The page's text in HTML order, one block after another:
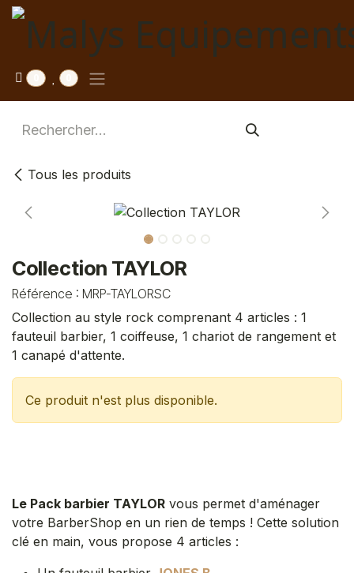
Se rendre au contenu
Tous les produits
Collection TAYLOR
Référence : MRP-TAYLORSC
Collection au style rock comprenant 4 articles : 1
fauteuil barbier, 1 coiffeuse, 1 chariot de rangement et
1 canapé d'attente.
Ce produit n'est plus disponible.
Le Pack barbier TAYLOR vous permet d'aménager
votre BarberShop en un rien de temps ! Cette solution
clé en main, vous propose 4 articles :